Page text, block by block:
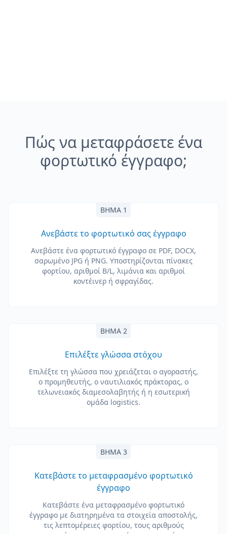
Πώς να μεταφράσετε ένα
φορτωτικό έγγραφο;
ΒΉΜΑ 1
Ανεβάστε το φορτωτικό σας έγγραφο
Ανεβάστε ένα φορτωτικό έγγραφο σε PDF, DOCX,
σαρωμένο JPG ή PNG. Υποστηρίζονται πίνακες
φορτίου, αριθμοί B/L, λιμάνια και αριθμοί
κοντέινερ ή σφραγίδας.
ΒΉΜΑ 2
Επιλέξτε γλώσσα στόχου
Επιλέξτε τη γλώσσα που χρειάζεται ο αγοραστής,
ο προμηθευτής, ο ναυτιλιακός πράκτορας, ο
τελωνειακός διαμεσολαβητής ή η εσωτερική
ομάδα logistics.
ΒΉΜΑ 3
Κατεβάστε το μεταφρασμένο φορτωτικό
έγγραφο
Κατεβάστε ένα μεταφρασμένο φορτωτικό
έγγραφο με διατηρημένα τα στοιχεία αποστολής,
τις λεπτομέρειες φορτίου, τους αριθμούς